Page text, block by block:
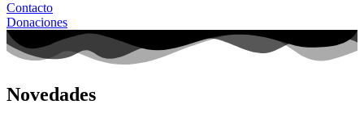
Contacto
Donaciones
Novedades